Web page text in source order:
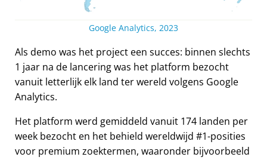
Google Analytics, 2023
Als demo was het project een succes: binnen slechts
1 jaar na de lancering was het platform bezocht
vanuit letterlijk elk land ter wereld volgens Google
Analytics.
Het platform werd gemiddeld vanuit 174 landen per
week bezocht en het behield wereldwijd #1-posities
voor premium zoektermen, waaronder bijvoorbeeld